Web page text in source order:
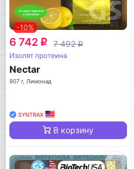
-10%
6 742 q 7 492q
Изолят протеина
Nectar
907 г, Лимонад
SYNTRAX
В корзину